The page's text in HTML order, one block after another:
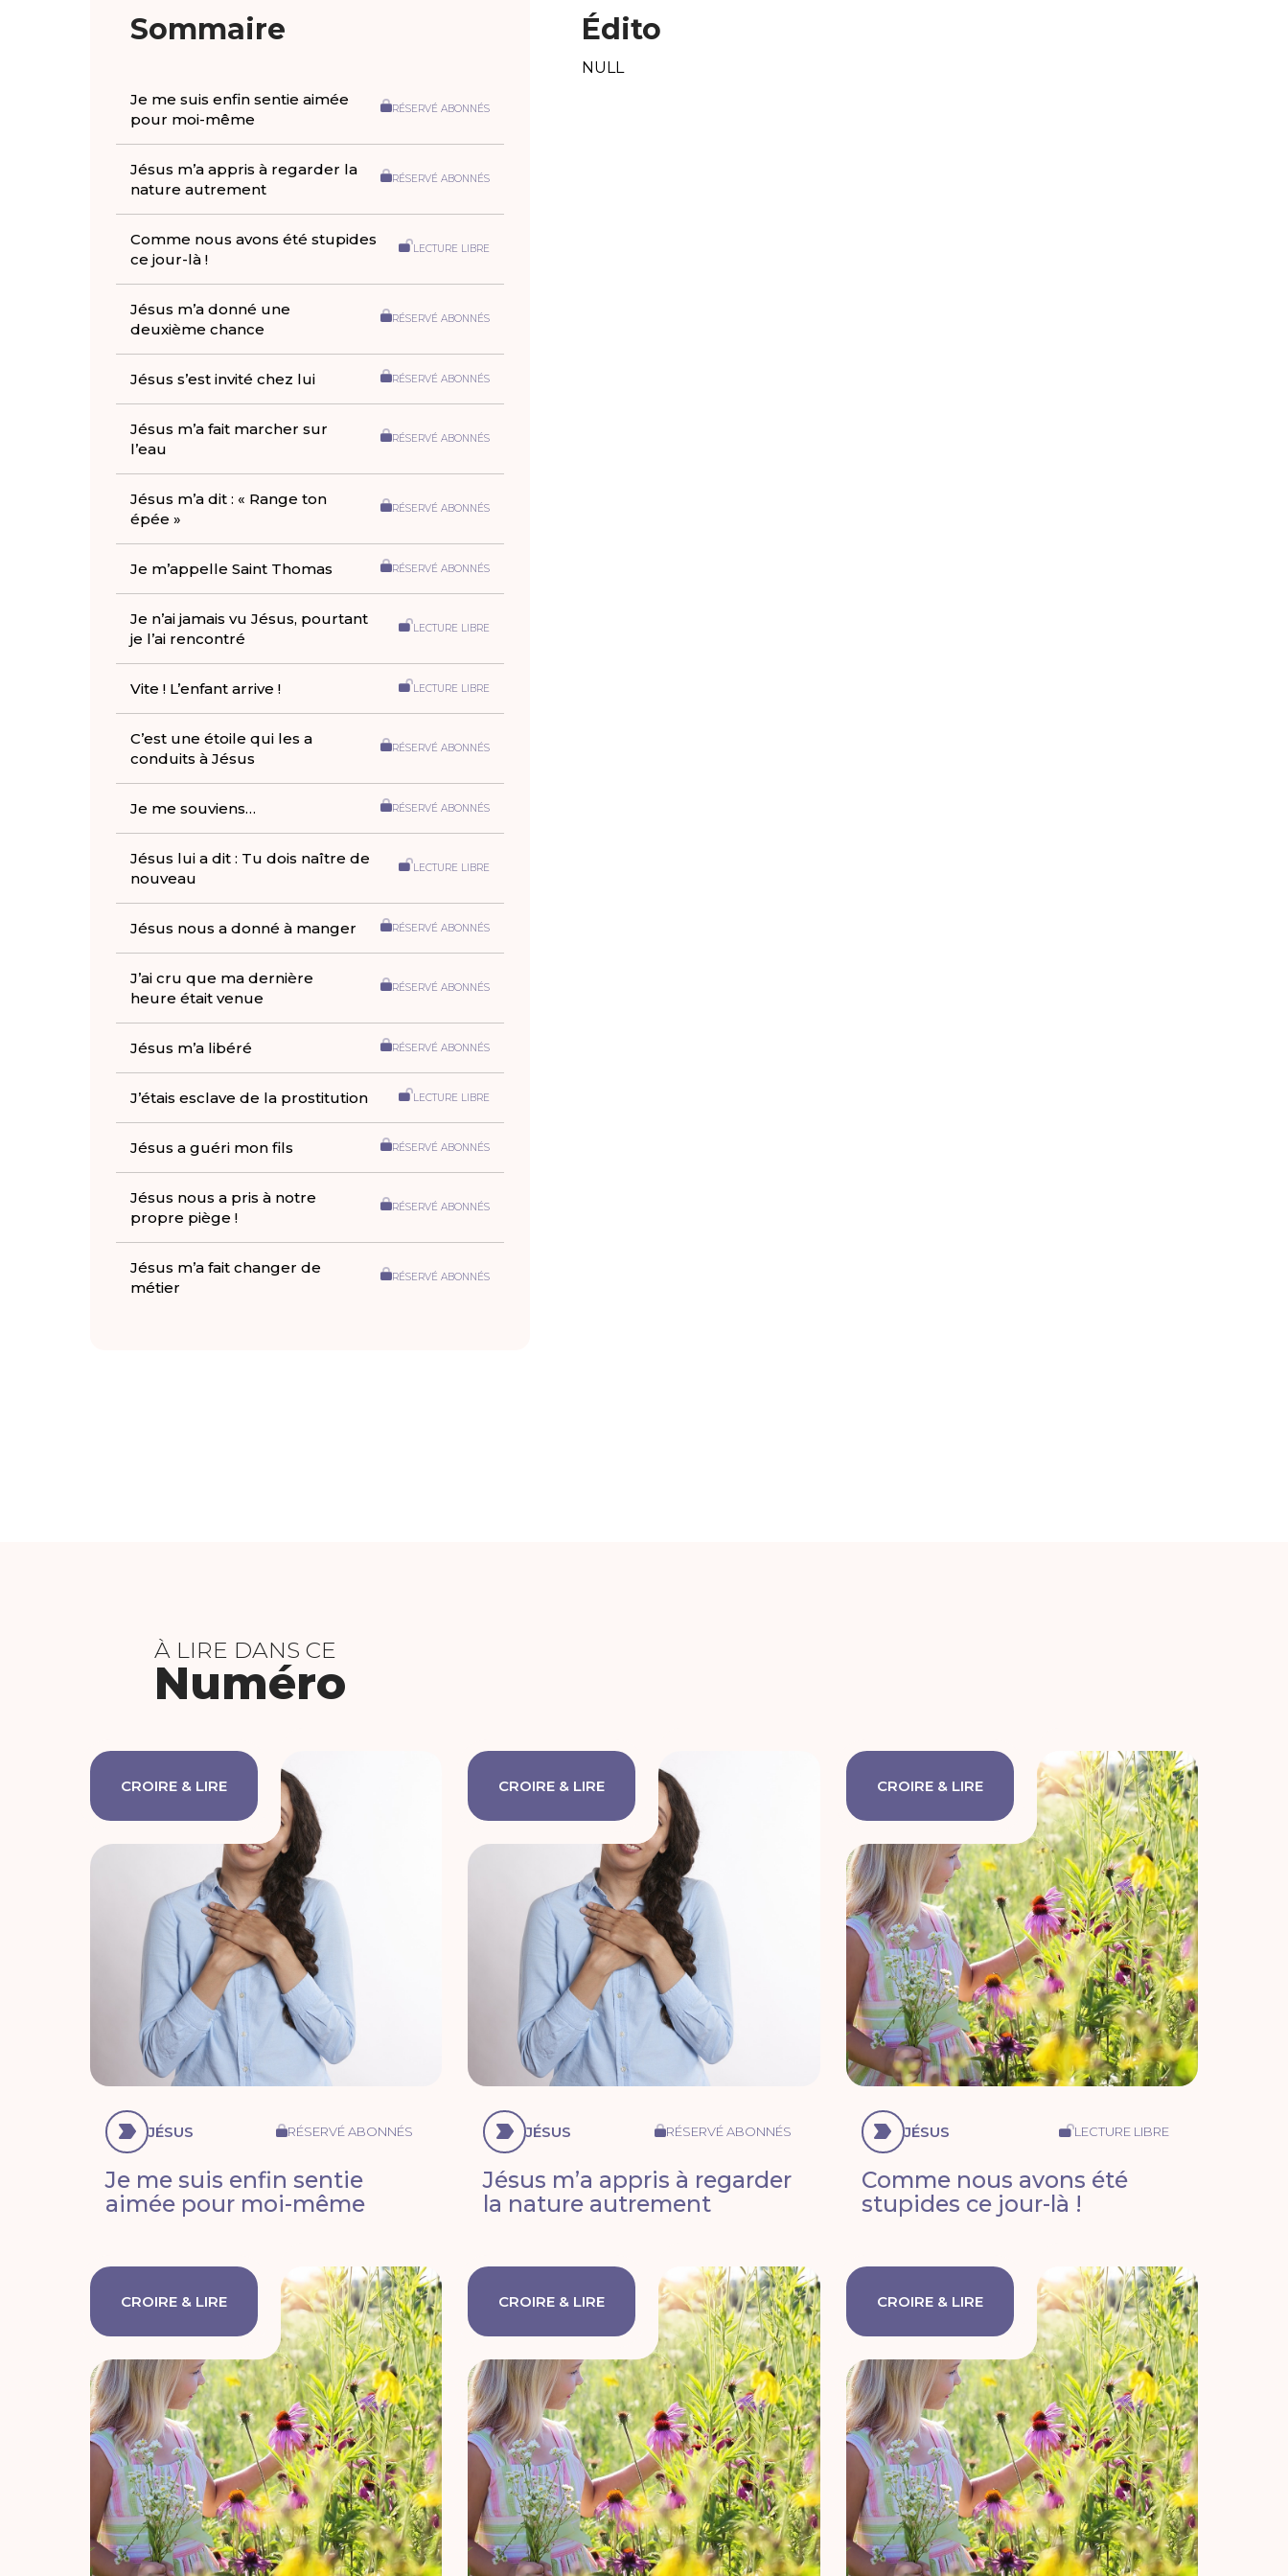
Sommaire
Je me suis enfin sentie aimée
pour moi-même
RÉSERVÉ ABONNÉS
Jésus m’a appris à regarder la
nature autrement
RÉSERVÉ ABONNÉS
Comme nous avons été stupides
ce jour-là !
LECTURE LIBRE
Jésus m’a donné une
deuxième chance
RÉSERVÉ ABONNÉS
Jésus s’est invité chez lui RÉSERVÉ ABONNÉS
Jésus m’a fait marcher sur
l’eau
RÉSERVÉ ABONNÉS
Jésus m’a dit : « Range ton
épée »
RÉSERVÉ ABONNÉS
Je m’appelle Saint Thomas RÉSERVÉ ABONNÉS
Je n’ai jamais vu Jésus, pourtant
je l’ai rencontré
LECTURE LIBRE
Vite ! L’enfant arrive ! LECTURE LIBRE
C’est une étoile qui les a
conduits à Jésus
RÉSERVÉ ABONNÉS
Je me souviens… RÉSERVÉ ABONNÉS
Jésus lui a dit : Tu dois naître de
nouveau
LECTURE LIBRE
Jésus nous a donné à manger RÉSERVÉ ABONNÉS
J’ai cru que ma dernière
heure était venue
RÉSERVÉ ABONNÉS
Jésus m’a libéré RÉSERVÉ ABONNÉS
J’étais esclave de la prostitution LECTURE LIBRE
Jésus a guéri mon fils RÉSERVÉ ABONNÉS
Jésus nous a pris à notre
propre piège !
RÉSERVÉ ABONNÉS
Jésus m’a fait changer de
métier
RÉSERVÉ ABONNÉS
Édito
NULL
À LIRE DANS CE
Numéro
CROIRE & LIRE
JÉSUS RÉSERVÉ ABONNÉS
Je me suis enfin sentie
aimée pour moi-même
CROIRE & LIRE
JÉSUS RÉSERVÉ ABONNÉS
Jésus m’a appris à regarder
la nature autrement
CROIRE & LIRE
JÉSUS LECTURE LIBRE
Comme nous avons été
stupides ce jour-là !
CROIRE & LIRE CROIRE & LIRE CROIRE & LIRE